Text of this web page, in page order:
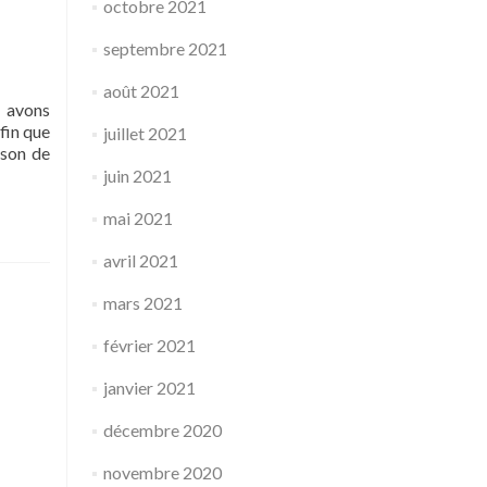
que
de
octobre 2021
septembre 2021
août 2021
juillet 2021
juin 2021
mai 2021
avril 2021
mars 2021
février 2021
janvier 2021
décembre 2020
novembre 2020